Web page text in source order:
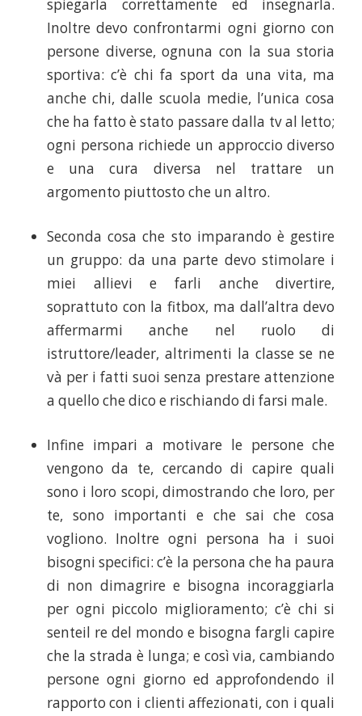
spiegarla correttamente ed insegnarla.
Inoltre devo confrontarmi ogni giorno con
persone diverse, ognuna con la sua storia
sportiva: c’è chi fa sport da una vita, ma
anche chi, dalle scuola medie, l’unica cosa
che ha fatto è stato passare dalla tv al letto;
ogni persona richiede un approccio diverso
e una cura diversa nel trattare un
argomento piuttosto che un altro.
Seconda cosa che sto imparando è gestire
un gruppo: da una parte devo stimolare i
miei allievi e farli anche divertire,
soprattuto con la fitbox, ma dall’altra devo
affermarmi anche nel ruolo di
istruttore/leader, altrimenti la classe se ne
và per i fatti suoi senza prestare attenzione
a quello che dico e rischiando di farsi male.
Infine impari a motivare le persone che
vengono da te, cercando di capire quali
sono i loro scopi, dimostrando che loro, per
te, sono importanti e che sai che cosa
vogliono. Inoltre ogni persona ha i suoi
bisogni specifici: c’è la persona che ha paura
di non dimagrire e bisogna incoraggiarla
per ogni piccolo miglioramento; c’è chi si
senteil re del mondo e bisogna fargli capire
che la strada è lunga; e così via, cambiando
persone ogni giorno ed approfondendo il
rapporto con i clienti affezionati, con i quali